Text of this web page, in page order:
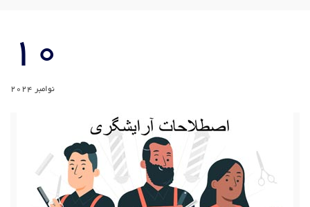
10
نوامبر 2024